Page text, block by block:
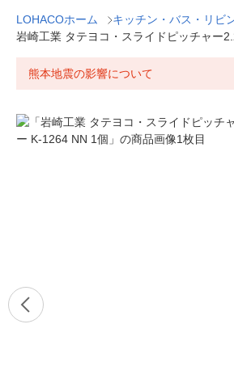
LOHACOホーム キッチン・バス・リビ
岩崎工業 タテヨコ・スライドピッチャー
熊本地震の影響について